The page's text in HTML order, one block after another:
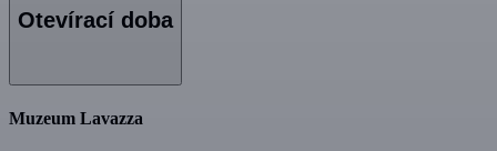
Otevírací doba
Muzeum Lavazza